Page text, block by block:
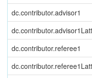
dc.contributor.advisor1
dc.contributor.referee1